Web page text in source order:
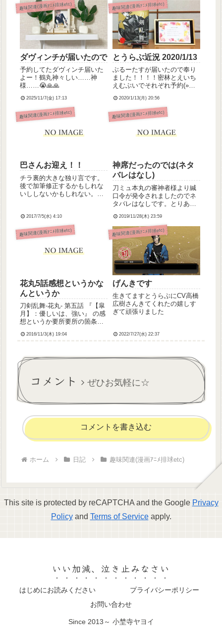
趣味関連(漫画ｱﾆﾒ排球etc)
ダヴィンチが届いたので
予約してたダヴィンチ届いた
よー！鶴丸神々しい……神
様……😭🙏🙏
2025/11/7(金) 17:13
趣味関連(漫画ｱﾆﾒ排球etc)
とうらぶ近況 2020/1/13
ぶるーたすが届いたので奉り
ました！！！！密林とえいち
えむぶいでそれぞれ予約(»参
けど、2冊頼んでて良かったで
す。1冊は読む用、もう1冊は
保存用にしようと思います！
あるんですけど、特に描き...
2020/1/13(月) 20:56
趣味関連(漫画ｱﾆﾒ排球etc)
巴さんお迎え！！
チラ裏的大きな独り言です。
後で加筆修正するかもしれな
いししないかもしれない。こ
NHKシブヤノオト月曜…活撃
配信きょう…ファミマキャン
ペーン開始、貞ちゃん極実
装、巴形薙刀期間限定鍛刀ま
ずシブヤ...
2017/7/5(水) 4:10
趣味関連(漫画ｱﾆﾒ排球etc)
神席だったのでは(ネタ
バレはなし)
刀ミュ本丸の審神者様より緘
口令が発令されましたのでネ
タバレはなしです。とりあえ
は、すっごい楽しかったし最
後いい意味でやばいんでこれ
から参戦される方期待して観
に行ってください！ほんとす
ごいよ！以下、客降りファン
サについ...
2019/11/28(木) 23:59
趣味関連(漫画ｱﾆﾒ排球etc)
花丸5話感想というかな
んというか
刀剣乱舞-花丸- 第五話 『【皐
月】：優しいは、強い』 の感
想というか要所要所の箇条書
す。2016/11/3(木) 19:04
趣味関連(漫画ｱﾆﾒ排球etc)
げんきです
生きてますとうらぶにCV高橋
広樹さんきてくれたの嬉しす
ぎて頑張りました
2022/7/27(水) 22:37
コメント ぜひお気軽に☆
コメントを書き込む
ホーム 日記 趣味関連(漫画ｱﾆﾒ排球etc)
This site is protected by reCAPTCHA and the Google Privacy
Policyand Terms of Serviceapply.
いい加減、泣き止みなさい
はじめにお読みください
プライバシーポリシー
お問い合わせ
Since 2013～ 小埜寺ヤヨイ